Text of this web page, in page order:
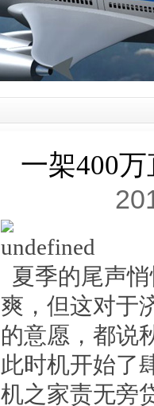
一架400
夏季的尾声
爽，但这对于
的意愿，都说
此时机开始了
机之家责无旁